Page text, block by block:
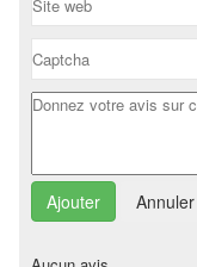
Annuler